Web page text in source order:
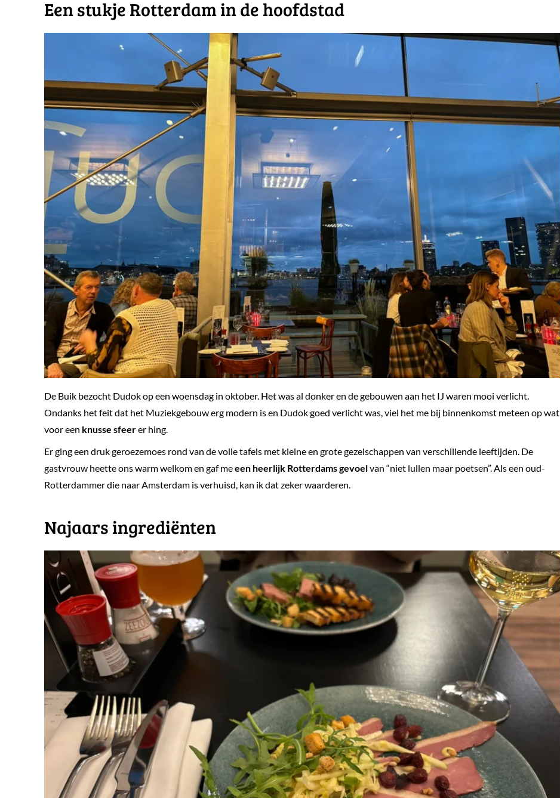
​Een stukje Rotterdam in de hoofdstad
De Buik bezocht Dudok op een woensdag in oktober. Het was al donker en de gebouwen aan het IJ waren mooi verlicht.
Ondanks het feit dat het Muziekgebouw erg modern is en Dudok goed verlicht was, viel het me bij binnenkomst meteen op wat
voor een knusse sfeerer hing.
Er ging een druk geroezemoes rond van de volle tafels met kleine en grote gezelschappen van verschillende leeftijden. De
gastvrouw heette ons warm welkom en gaf meeen heerlijk Rotterdams gevoelvan “niet lullen maar poetsen”. Als een oud-
Rotterdammer die naar Amsterdam is verhuisd, kan ik dat zeker waarderen.
​Najaars ingrediënten